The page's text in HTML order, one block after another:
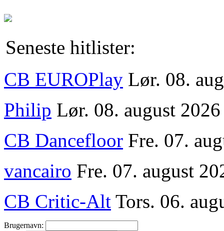
Seneste hitlister:
CB EUROPlay Lør. 08.
Philip Lør. 08. august
CB Dancefloor Fre. 07.
vancairo Fre. 07. august
CB Critic-Alt Tors. 06.
Brugernavn: